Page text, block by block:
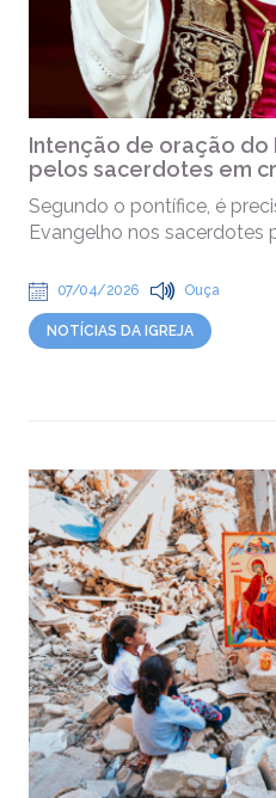
Intenção de oração do
pelos sacerdotes em
Segundo o pontífice, é
Evangelho nos sacerdotes
07/04/2026 Ouça
NOTÍCIAS DA IGREJA